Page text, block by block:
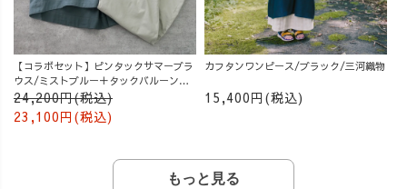
【コラボセット】ピンタックサマーブラ
ウス/ミストブルー＋タックバルーンパ
ンツ/グレージュ
24,200円(税込)
23,100円(税込)
カフタンワンピース/ブラック/三河織物
15,400円(税込)
もっと見る